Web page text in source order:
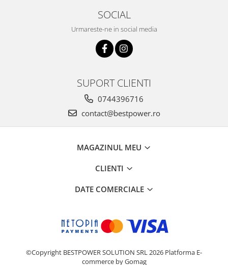
SOCIAL
Urmareste-ne in social media
SUPORT CLIENTI
0744396716
contact@bestpower.ro
MAGAZINUL MEU
CLIENTI
DATE COMERCIALE
©Copyright BESTPOWER SOLUTION SRL 2026 Platforma E-
commerce by Gomag